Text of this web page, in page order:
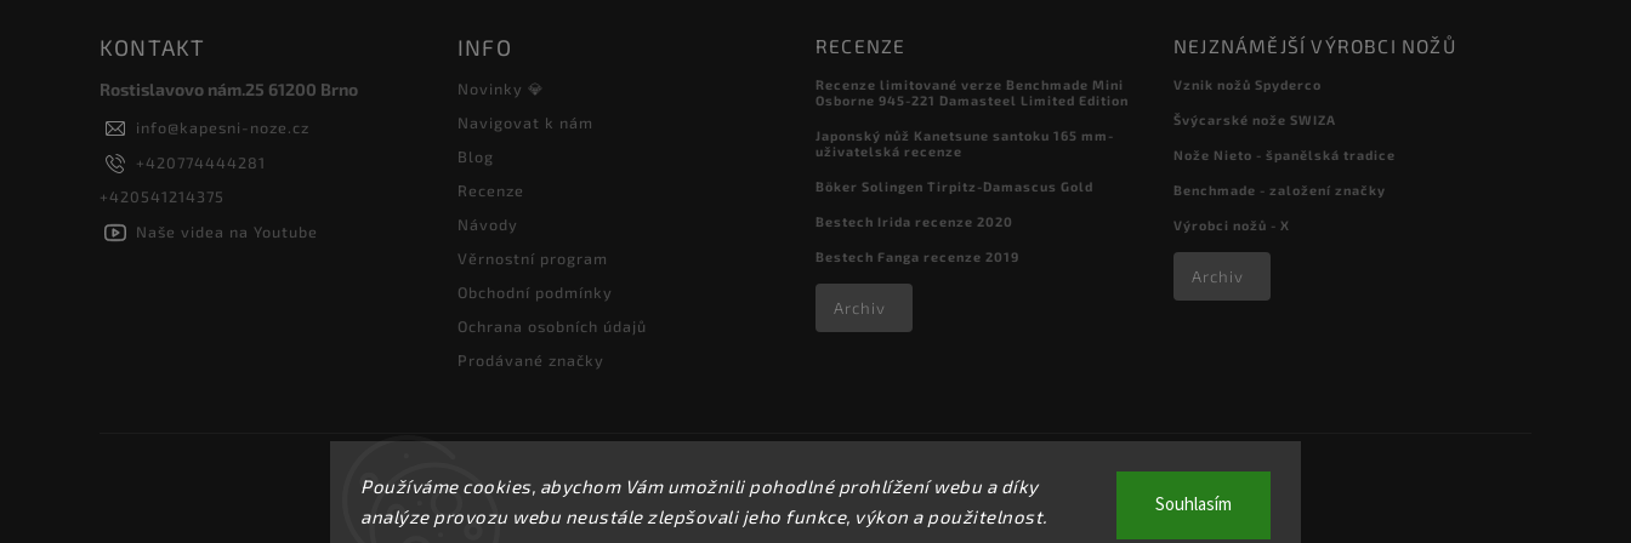
Používáme cookies, abychom Vám umožnili pohodlné prohlížení webu a díky
analýze provozu webu neustále zlepšovali jeho funkce, výkon a použitelnost.
Souhlasím
KONTAKT
Rostislavovo nám.25 61200 Brno
info@kapesni-noze.cz
+420774444281
+420541214375
Naše videa na Youtube
INFO
Novinky 💎
Navigovat k nám
Blog
Recenze
Návody
Věrnostní program
Obchodní podmínky
Ochrana osobních údajů
Prodávané značky
RECENZE
Recenze limitované verze Benchmade Mini
Osborne 945-221 Damasteel Limited Edition
Japonský nůž Kanetsune santoku 165 mm-
uživatelská recenze
Böker Solingen Tirpitz-Damascus Gold
Bestech Irida recenze 2020
Bestech Fanga recenze 2019
Archiv
NEJZNÁMĚJŠÍ VÝROBCI NOŽŮ
Vznik nožů Spyderco
Švýcarské nože SWIZA
Nože Nieto - španělská tradice
Benchmade - založení značky
Výrobci nožů - X
Archiv
Copyright 2026kapesni-noze.cz . Všechna práva vyhrazena.
Upravit nastavení cookies